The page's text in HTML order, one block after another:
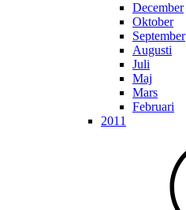
December
Oktober
September
Augusti
Juli
Maj
Mars
Februari
2011